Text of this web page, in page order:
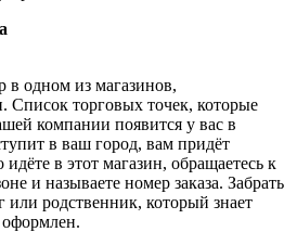
в одном из магазинов,
Список торговых точек, которые
компании появится у вас в
в ваш город, вам придёт
в этот магазин, обращаетесь к
и называете номер заказа. Забрать
родственник, который знает